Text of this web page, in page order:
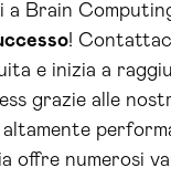
a Brain
!
e inizia a
grazie alle
offre numerosi